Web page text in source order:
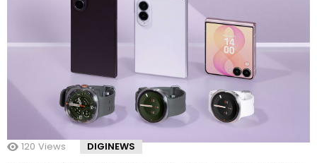
120 Views DIGINEWS